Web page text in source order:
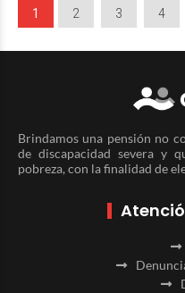
1 2 3 4
Brindamos una pensión no
de discapacidad severa y
pobreza, con la finalidad de